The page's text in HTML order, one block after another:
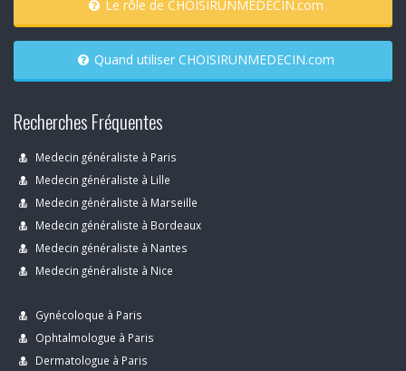
Le rôle de CHOISIRUNMEDECIN.com
Quand utiliser CHOISIRUNMEDECIN.com
Recherches Fréquentes
Medecin généraliste à Paris
Medecin généraliste à Lille
Medecin généraliste à Marseille
Medecin généraliste à Bordeaux
Medecin généraliste à Nantes
Medecin généraliste à Nice
Gynécoloque à Paris
Ophtalmologue à Paris
Dermatologue à Paris